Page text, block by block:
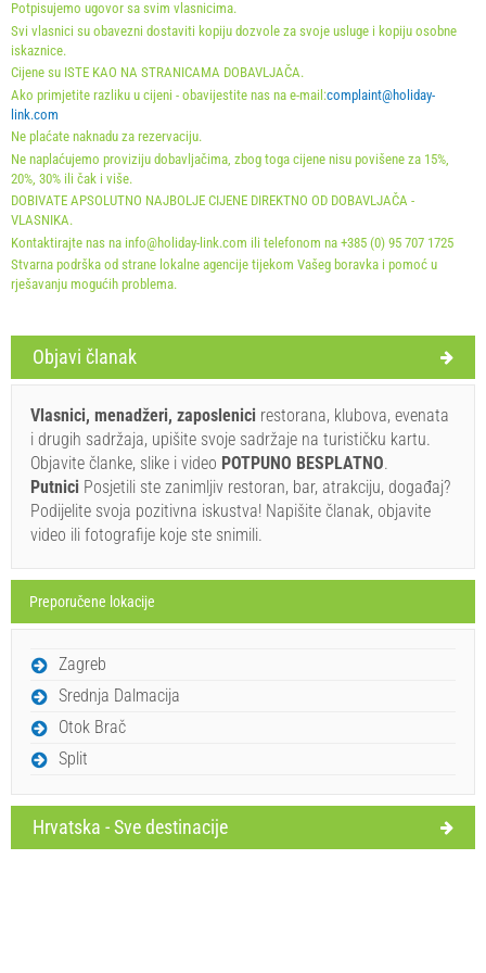
Holiday-Link plaća: 1. lis 2025. - 31. pro 2026. / - 10 %
First minute 8. svi 2026. - 31. pro 2027. / - 10 %
Obavezno:Prijava gostiju (01.07. - 31.08): 10 EUR (once -
za_person), Prijava gostiju (01.01 - 30.06. / 01.09. - 31.12.):
5 EUR (once - za_person)
Rezervirajte i čekajte na potvrdu
Ukoliko ne želite odmah rezervirati i imate još pitanja,
upišite ih ispod i kliknite ˝Pošalji upit˝.
Pošalji upit
Potpisujemo ugovor sa svim vlasnicima.
Svi vlasnici su obavezni dostaviti kopiju dozvole za svoje usluge i kopiju osobne
iskaznice.
Cijene su ISTE KAO NA STRANICAMA DOBAVLJAČA.
Ako primjetite razliku u cijeni - obavijestite nas na e-mail:complaint@holiday-
link.com
Ne plaćate naknadu za rezervaciju.
Ne naplaćujemo proviziju dobavljačima, zbog toga cijene nisu povišene za 15%,
20%, 30% ili čak i više.
DOBIVATE APSOLUTNO NAJBOLJE CIJENE DIREKTNO OD DOBAVLJAČA -
VLASNIKA.
Kontaktirajte nas na info@holiday-link.com ili telefonom na +385 (0) 95 707 1725
Stvarna podrška od strane lokalne agencije tijekom Vašeg boravka i pomoć u
rješavanju mogućih problema.
Objavi članak
Vlasnici, menadžeri, zaposlenici restorana, klubova, evenata
i drugih sadržaja, upišite svoje sadržaje na turističku kartu.
Objavite članke, slike i video POTPUNO BESPLATNO.
Putnici Posjetili ste zanimljiv restoran, bar, atrakciju, događaj?
Podijelite svoja pozitivna iskustva! Napišite članak, objavite
video ili fotografije koje ste snimili.
Preporučene lokacije
Zagreb
Srednja Dalmacija
Otok Brač
Split
Hrvatska - Sve destinacije